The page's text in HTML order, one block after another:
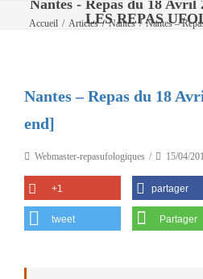
Nantes - Repas du 18 Avril
LES REPAS
Accueil / Articles / Nantes / Nantes –
Nantes – Repas du 18
end]
Webmaster-repasufologiques 15/04/
+1 partager
tweet Partager